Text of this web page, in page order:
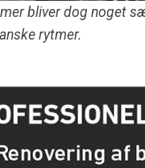
bliver dog noget
rytmer.